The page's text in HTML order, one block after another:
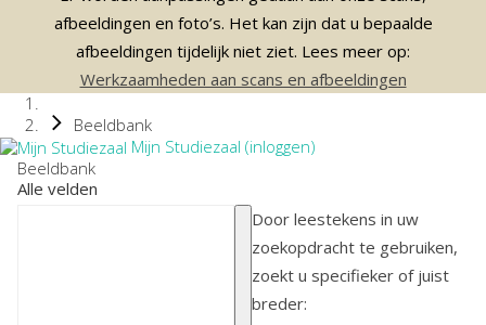
afbeeldingen en foto’s. Het kan zijn dat u bepaalde
afbeeldingen tijdelijk niet ziet. Lees meer op:
Werkzaamheden aan scans en afbeeldingen
Beeldbank
Mijn Studiezaal (inloggen)
Beeldbank
Alle velden
Door leestekens in uw
zoekopdracht te gebruiken,
zoekt u specifieker of juist
breder: